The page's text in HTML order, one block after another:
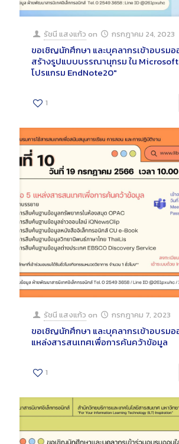
รัชนี แสงแก้ว on กรกฎาคม 24, 2023
ขอเชิญนักศึกษา และบุคลากรเข้าอบรมอ
สร้างรูปแบบบรรณานุกรม ใน
โปรแกรม EndNote20″
1
รัชนี แสงแก้ว on กรกฎาคม 7, 2023
ขอเชิญนักศึกษา และบุคลากรเข้าอบรมอ
แหล่งสารสนเทศเพื่อการค้นคว้าข้อมูล
1